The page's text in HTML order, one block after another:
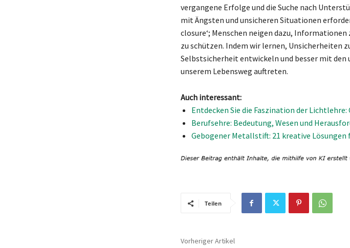
vergangene Erfolge und die Suche nach
mit Ängsten und unsicheren Situationen
closure‘; Menschen neigen dazu,
zu schützen. Indem wir lernen, Unsicherheiten
Selbstsicherheit entwickeln und besser mit
unserem Lebensweg auftreten.
Auch interessant:
Entdecken Sie die Faszination der
Berufsehre: Bedeutung, Wesen und
Gebogener Metallstift: 21 kreative
Teilen
Vorheriger Artikel